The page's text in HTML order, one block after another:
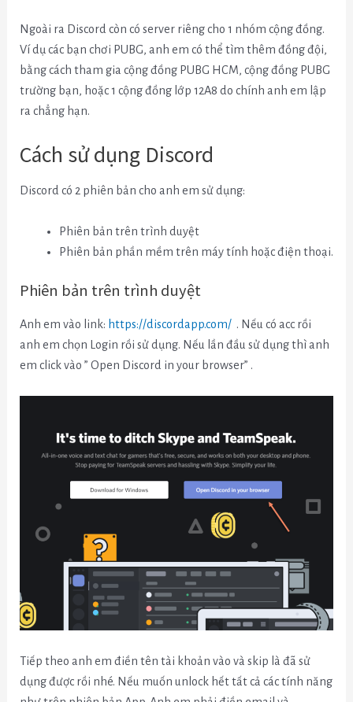
Ngoài ra Discord còn có server riêng cho 1 nhóm cộng đồng.
Ví dụ các bạn chơi PUBG, anh em có thể tìm thêm đồng đội,
bằng cách tham gia cộng đồng PUBG HCM, cộng đồng PUBG
trường bạn, hoặc 1 cộng đồng lớp 12A8 do chính anh em lập
ra chẳng hạn.
Cách sử dụng Discord
Discord có 2 phiên bản cho anh em sử dụng:
Phiên bản trên trình duyệt
Phiên bản phần mềm trên máy tính hoặc điện thoại.
Phiên bản trên trình duyệt
Anh em vào link: https://discordapp.com/ . Nếu có acc rồi
anh em chọn Login rồi sử dụng. Nếu lần đầu sử dụng thì anh
em click vào ” Open Discord in your browser” .
Tiếp theo anh em điền tên tài khoản vào và skip là đã sử
dụng được rồi nhé. Nếu muốn unlock hết tất cả các tính năng